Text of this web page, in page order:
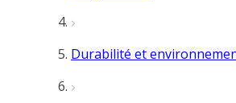
Durabilité et